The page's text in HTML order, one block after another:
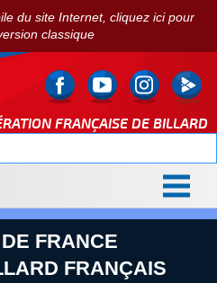
du site Internet, cliquez ici pour
classique
FRANÇAISE DEBILLARD
FRANCE
FRANÇAIS